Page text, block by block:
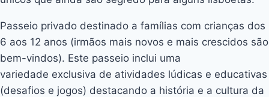
Passeio privado destinado a famílias com crianças dos
6 aos 12 anos (irmãos mais novos e mais crescidos são
bem-vindos). Este passeio inclui uma
variedade exclusiva de atividades lúdicas e educativas
(desafios e jogos) destacando a história e a cultura da